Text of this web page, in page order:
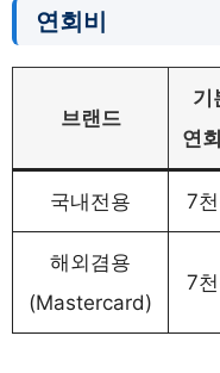
연회비
브랜드
기
연
국내전용 7
해외겸용
(Mastercard)
7